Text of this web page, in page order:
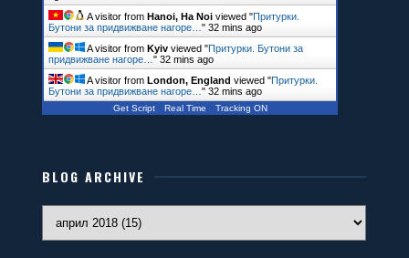
A visitor fromHanoi, Ha Noi viewed "Притурки.
Бутони за придвижване нагоре…"32 mins ago
A visitor fromKyiv viewed "Притурки. Бутони за
придвижване нагоре…"32 mins ago
A visitor fromLondon, England viewed "Притурки.
Бутони за придвижване нагоре…"32 mins ago
Get Script Real Time Tracking ON
BLOG ARCHIVE